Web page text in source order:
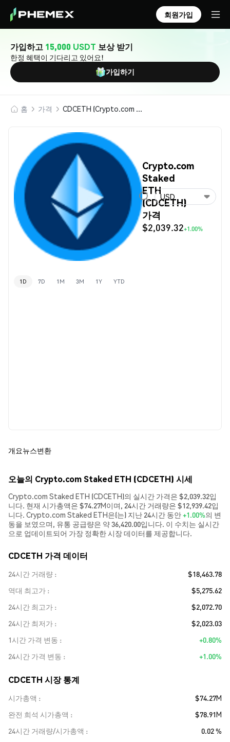
회원가입
가입하고 15,000 USDT 보상 받기
한정 혜택이 기다리고 있어요!
가입하기
홈 가격 CDCETH (Crypto.com Staked ETH)
Crypto.com
Staked
ETH
(CDCETH)
가격
$2,039.32+1.00%
USD
1D 7D 1M 3M 1Y YTD
개요뉴스변환
오늘의 Crypto.com Staked ETH (CDCETH) 시세
Crypto.com Staked ETH (CDCETH)의 실시간 가격은 $2,039.32입
니다. 현재 시가총액은 $74.27M이며, 24시간 거래량은 $12,939.42입
니다. Crypto.com Staked ETH은(는) 지난 24시간 동안+1.00%의 변
동을 보였으며, 유통 공급량은 약 36,420.00입니다. 이 수치는 실시간
으로 업데이트되어 가장 정확한 시장 데이터를 제공합니다.
CDCETH 가격 데이터
24시간 거래량
$18,463.78
역대 최고가
$5,275.62
24시간 최고가
$2,072.70
24시간 최저가
$2,023.03
1시간 가격 변동
+0.80%
24시간 가격 변동
+1.00%
CDCETH 시장 통계
시가총액
$74.27M
완전 희석 시가총액
$78.91M
24시간 거래량/시가총액
0.02 %